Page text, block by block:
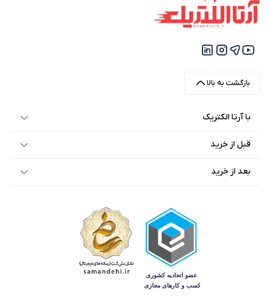
بود.
است.
بازگشت به بالا
با آرتا الکتریک
قبل از خرید
بعد از خرید